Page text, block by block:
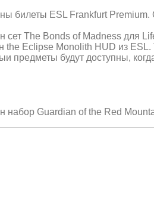
билеты ESL Frankfurt Premium.
сет The Bonds of Madness для
the Eclipse Monolith HUD из
предметы будут доступны,
набор Guardian of the Red